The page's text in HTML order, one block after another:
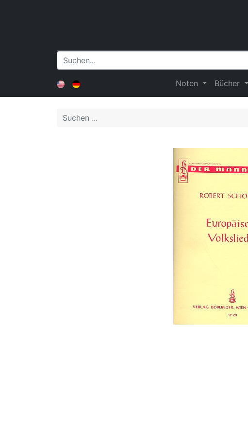
Noten Bücher